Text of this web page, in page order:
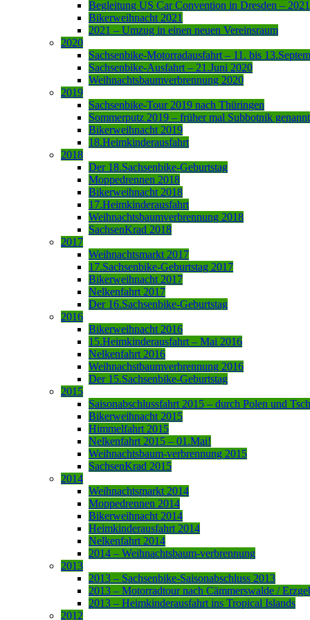
Begleitung US Car Convention in Dresden – 2021
Bikerweihnacht 2021
2021 – Umzug in einen neuen Vereinsraum
2020
Sachsenbike-Motorradausfahrt – 11. bis
Sachsenbike-Ausfahrt – 21.Juni 2020
Weihnachtsbaumverbrennung 2020
2019
Sachsenbike-Tour 2019 nach Thüringen
Sommerputz 2019 – früher mal Subbotnik genannt
Bikerweihnacht 2019
18.Heimkinderausfahrt
2018
Der 18.Sachsenbike-Geburtstag
Moppedrennen 2018
Bikerweihnacht 2018
17.Heimkinderausfahrt
Weihnachtsbaumverbrennung 2018
SachsenKrad 2018
2017
Weihnachtsmarkt 2017
17.Sachsenbike-Geburtstag 2017
Bikerweihnacht 2017
Nelkenfahrt 2017
Der 16.Sachsenbike-Geburtstag
2016
Bikerweihnacht 2016
15.Heimkinderausfahrt – Mai 2016
Nelkenfahrt 2016
Weihnachstbaumverbrennung 2016
Der 15.Sachsenbike-Geburtstag
2015
Saisonabschlussfahrt 2015 – durch Polen und
Bikerweihnacht 2015
Himmelfahrt 2015
Nelkenfahrt 2015 – 01.Mai!
Weihnachtsbaum-verbrennung 2015
SachsenKrad 2015
2014
Weihnachtsmarkt 2014
Moppedrennen 2014
Bikerweihnacht 2014
Heimkinderausfahrt 2014
Nelkenfahrt 2014
2014 – Weihnachtsbaum-verbrennung
2013
2013 – Sachsenbike-Saisonabschluss 2013
2013 – Motorradtour nach Cämmerswalde /
2013 – Heimkinderausfahrt ins Tropical Islands
2012